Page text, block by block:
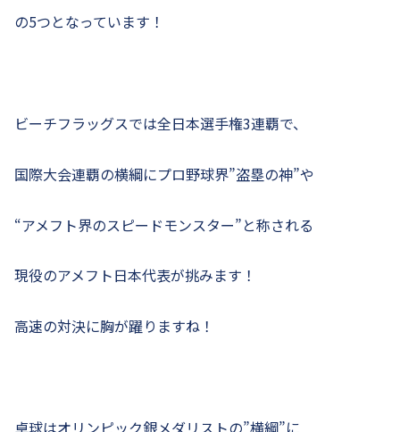
の5つとなっています！
ビーチフラッグスでは全日本選手権3連覇で、
国際大会連覇の横綱にプロ野球界”盗塁の神”や
“アメフト界のスピードモンスター”と称される
現役のアメフト日本代表が挑みます！
高速の対決に胸が躍りますね！
卓球はオリンピック銀メダリストの”横綱”に